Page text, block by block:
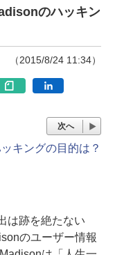
のハッキン
（2015/8/24 11:34）
次へ
キングの目的は？
は跡を絶たない
のユーザー情報